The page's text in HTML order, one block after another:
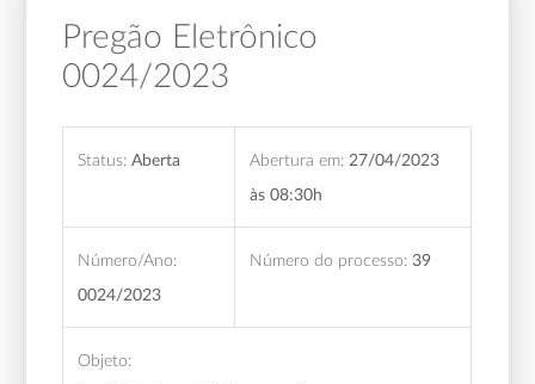
Pregão Eletrônico
0024/2023
Status: Aberta Abertura em: 27/04/2023
às 08:30h
Número/Ano:
0024/2023
Número do processo: 39
Objeto: